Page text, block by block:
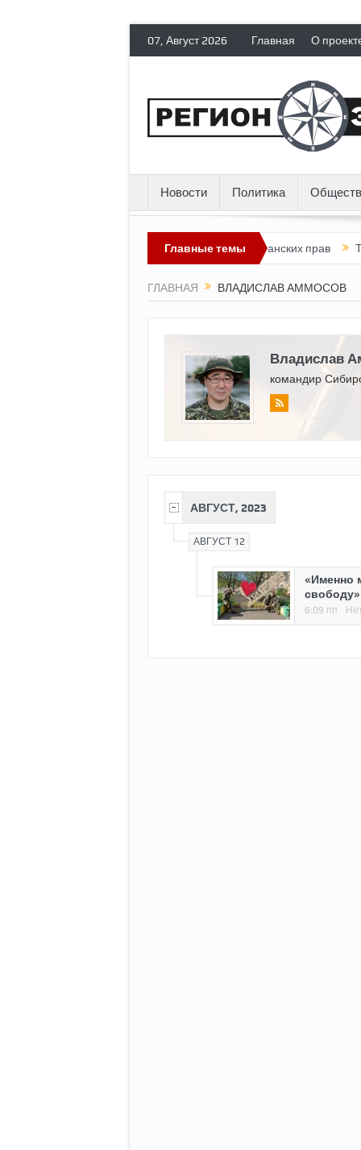
07, Август 2026 Главная О
Новости Политика
Главные темы
лишает политических эмигрантов гражданских прав
ГЛАВНАЯ ВЛАДИСЛАВ АММОСОВ
Владислав
командир
АВГУСТ, 2023
АВГУСТ 12
«Именно
свободу»
6:09 пп